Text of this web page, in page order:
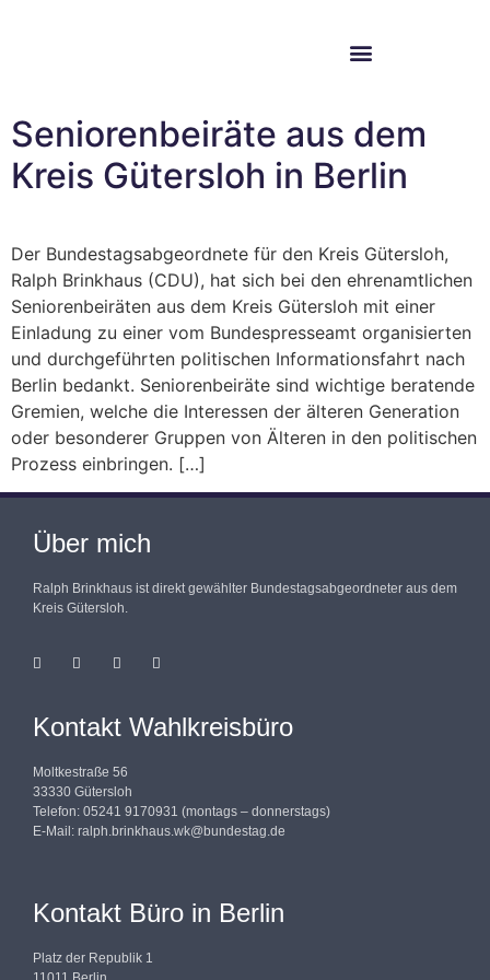
Seniorenbeiräte aus dem
Kreis Gütersloh in Berlin
Der Bundestagsabgeordnete für den Kreis Gütersloh,
Ralph Brinkhaus (CDU), hat sich bei den ehrenamtlichen
Seniorenbeiräten aus dem Kreis Gütersloh mit einer
Einladung zu einer vom Bundespresseamt organisierten
und durchgeführten politischen Informationsfahrt nach
Berlin bedankt. Seniorenbeiräte sind wichtige beratende
Gremien, welche die Interessen der älteren Generation
oder besonderer Gruppen von Älteren in den politischen
Prozess einbringen. […]
Über mich
Ralph Brinkhaus ist direkt gewählter Bundestagsabgeordneter aus dem
Kreis Gütersloh.
Kontakt Wahlkreisbüro
Moltkestraße 56
33330 Gütersloh
Telefon: 05241 9170931 (montags – donnerstags)
E-Mail: ralph.brinkhaus.wk@bundestag.de
Kontakt Büro in Berlin
Platz der Republik 1